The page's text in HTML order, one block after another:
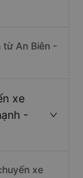
từ An Biên -
xe
-
xe